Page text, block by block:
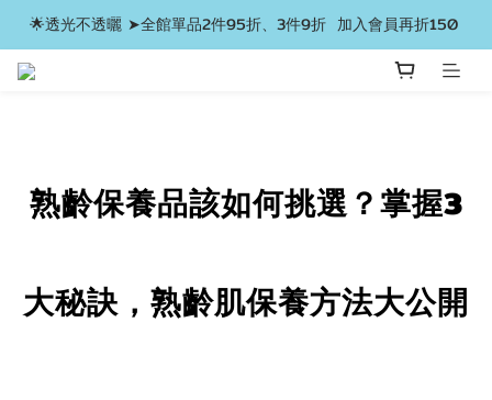
🌟透光不透曬 ➤全館單品2件95折、3件9折  加入會員再折150
熟齡保養品該如何挑選？掌握3
大秘訣，熟齡肌保養方法大公開